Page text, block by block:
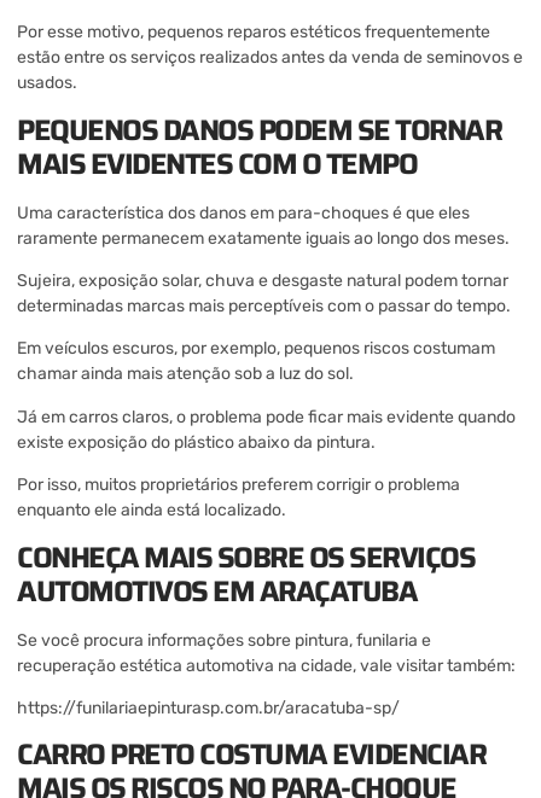
Por esse motivo, pequenos reparos estéticos frequentemente
estão entre os serviços realizados antes da venda de seminovos e
usados.
PEQUENOS DANOS PODEM SE TORNAR
MAIS EVIDENTES COM O TEMPO
Uma característica dos danos em para-choques é que eles
raramente permanecem exatamente iguais ao longo dos meses.
Sujeira, exposição solar, chuva e desgaste natural podem tornar
determinadas marcas mais perceptíveis com o passar do tempo.
Em veículos escuros, por exemplo, pequenos riscos costumam
chamar ainda mais atenção sob a luz do sol.
Já em carros claros, o problema pode ficar mais evidente quando
existe exposição do plástico abaixo da pintura.
Por isso, muitos proprietários preferem corrigir o problema
enquanto ele ainda está localizado.
CONHEÇA MAIS SOBRE OS SERVIÇOS
AUTOMOTIVOS EM ARAÇATUBA
Se você procura informações sobre pintura, funilaria e
recuperação estética automotiva na cidade, vale visitar também:
https://funilariaepinturasp.com.br/aracatuba-sp/
CARRO PRETO COSTUMA EVIDENCIAR